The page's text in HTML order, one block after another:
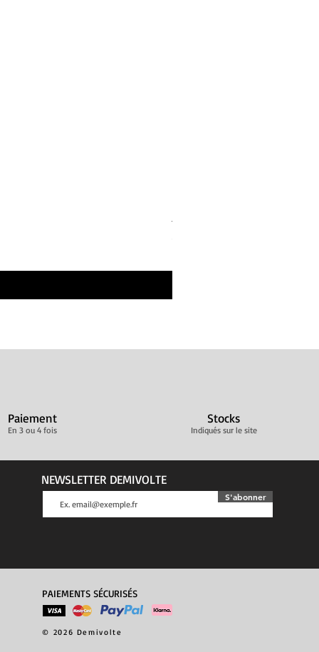
Paiement
En 3 ou 4 fois
Stocks
Indiqués sur le site
NEWSLETTER DEMIVOLTE
S'abonner
PAIEMENTS SÉCURISÉS
© 2026 Demivolte